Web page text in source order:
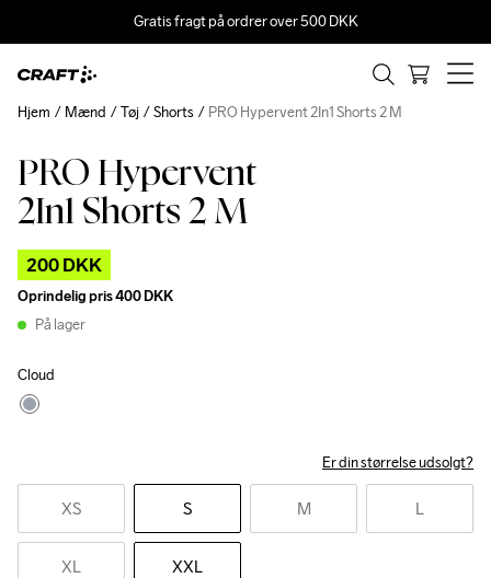
Gratis fragt på ordrer over 500 DKK
PRO Hypervent
2In1 Shorts 2 M
200 DKK
Oprindelig pris400 DKK
På lager
Cloud
Er din størrelse udsolgt?
XS S M L
XL XXL
Hjem Mænd Tøj Shorts PRO Hypervent 2In1 Shorts 2 M
Outlet